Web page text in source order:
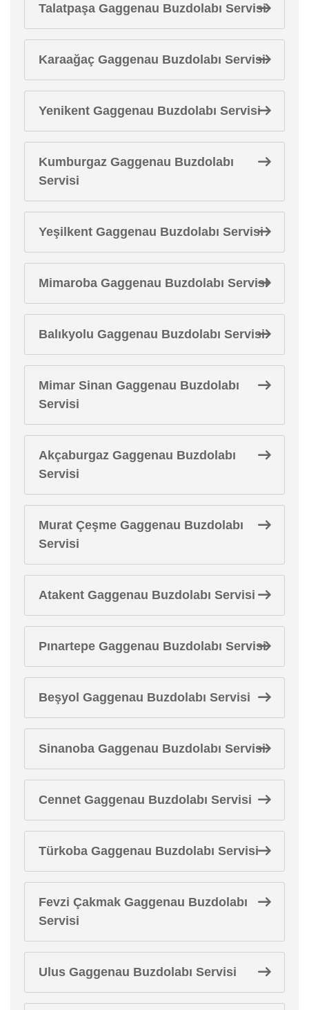
Talatpaşa Gaggenau Buzdolabı Servisi
Karaağaç Gaggenau Buzdolabı Servisi
Yenikent Gaggenau Buzdolabı Servisi
Kumburgaz Gaggenau Buzdolabı
Servisi
Yeşilkent Gaggenau Buzdolabı Servisi
Mimaroba Gaggenau Buzdolabı Servisi
Balıkyolu Gaggenau Buzdolabı Servisi
Mimar Sinan Gaggenau Buzdolabı
Servisi
Akçaburgaz Gaggenau Buzdolabı
Servisi
Murat Çeşme Gaggenau Buzdolabı
Servisi
Atakent Gaggenau Buzdolabı Servisi
Pınartepe Gaggenau Buzdolabı Servisi
Beşyol Gaggenau Buzdolabı Servisi
Sinanoba Gaggenau Buzdolabı Servisi
Cennet Gaggenau Buzdolabı Servisi
Türkoba Gaggenau Buzdolabı Servisi
Fevzi Çakmak Gaggenau Buzdolabı
Servisi
Ulus Gaggenau Buzdolabı Servisi